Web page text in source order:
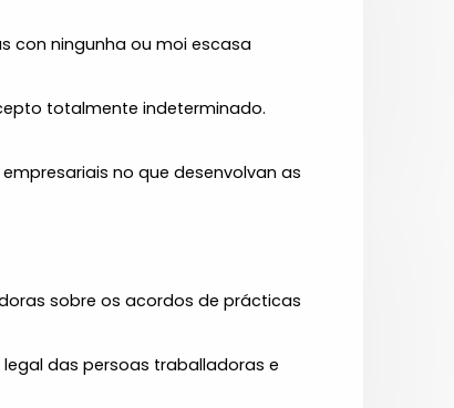
con ningunha ou moi escasa
totalmente indeterminado.
no que desenvolvan as
sobre os acordos de prácticas
das persoas traballadoras e